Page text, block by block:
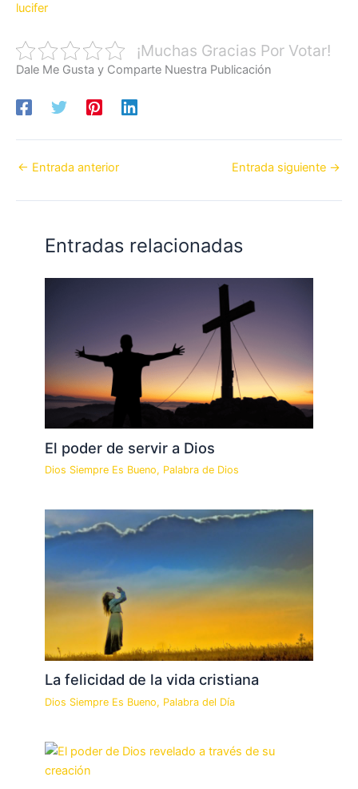
lucifer
¡Muchas Gracias Por Votar!
Dale Me Gusta y Comparte Nuestra Publicación
← Entrada anterior Entrada siguiente →
Entradas relacionadas
El poder de servir a Dios
Dios Siempre Es Bueno, Palabra de Dios
La felicidad de la vida cristiana
Dios Siempre Es Bueno, Palabra del Día